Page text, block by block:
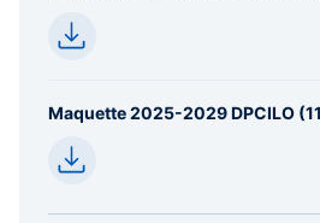
Maquette 2025-2029 DPCILO